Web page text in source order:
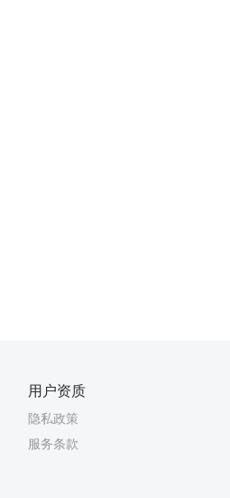
用户资质
隐私政策
服务条款